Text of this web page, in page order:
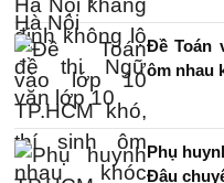
Đề Toán
ôm nhau
Phụ
Đậu